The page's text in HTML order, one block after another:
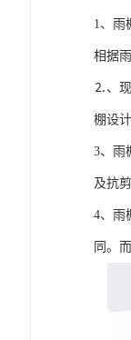
1、雨
相据
⒉、现
棚设
3、雨
及抗
4、雨
同。